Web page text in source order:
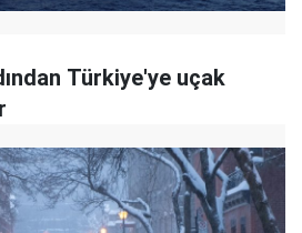
Türkiye'ye uçak